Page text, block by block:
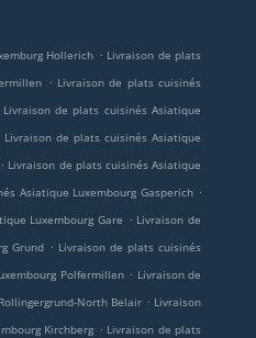
Hollerich . Livraison de plats
. Livraison de plats cuisinés
Livraison de plats cuisinés Asiatique
Livraison de plats cuisinés Asiatique
. Livraison de plats cuisinés Asiatique
Asiatique Luxembourg Gasperich .
Luxembourg Gare . Livraison de
Grund . Livraison de plats cuisinés
Polfermillen . Livraison de
North Belair . Livraison
Kirchberg . Livraison de plats